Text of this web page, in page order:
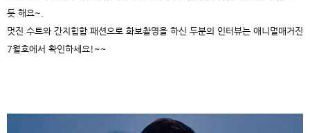
듯 해요~.
멋진 수트와 간지힙합 패션으로 화보촬영을 하신 두분의 인터뷰는 애니멀매거진
7월호에서 확인하세요!~~